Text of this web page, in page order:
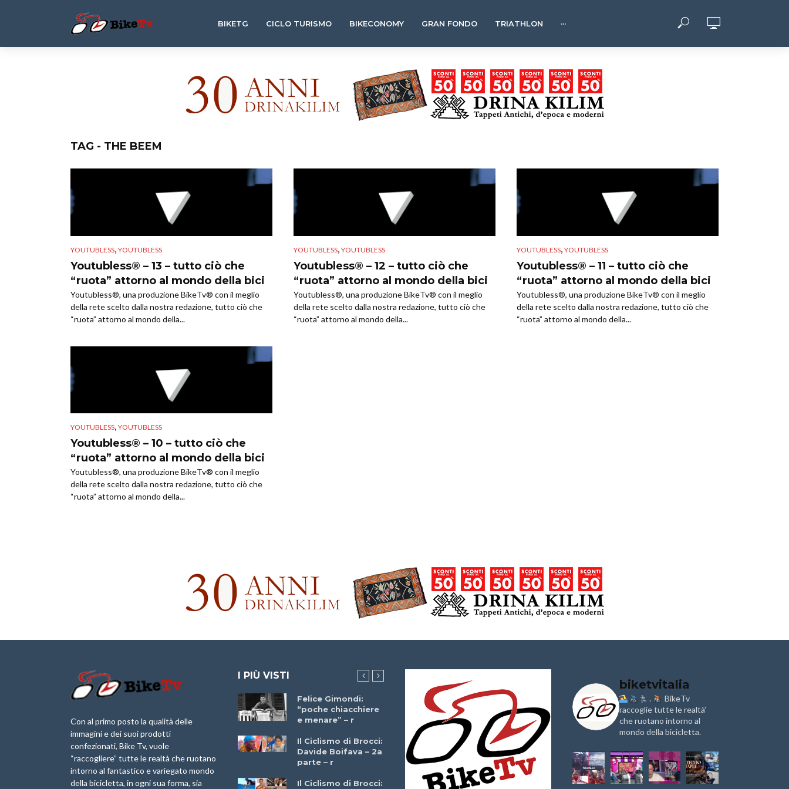
BIKETG CICLO TURISMO BIKECONOMY GRAN FONDO TRIATHLON ···
TAG - THE BEEM
YOUTUBLESS YOUTUBLESS
Youtubless® – 13 – tutto ciò che
“ruota” attorno al mondo della bici
Youtubless®, una produzione BikeTv® con il meglio
della rete scelto dalla nostra redazione, tutto ciò che
“ruota” attorno al mondo della...
YOUTUBLESS YOUTUBLESS
Youtubless® – 12 – tutto ciò che
“ruota” attorno al mondo della bici
Youtubless®, una produzione BikeTv® con il meglio
della rete scelto dalla nostra redazione, tutto ciò che
“ruota” attorno al mondo della...
YOUTUBLESS YOUTUBLESS
Youtubless® – 11 – tutto ciò che
“ruota” attorno al mondo della bici
Youtubless®, una produzione BikeTv® con il meglio
della rete scelto dalla nostra redazione, tutto ciò che
“ruota” attorno al mondo della...
YOUTUBLESS, YOUTUBLESS
Youtubless® – 10 – tutto ciò che
“ruota” attorno al mondo della bici
Youtubless®, una produzione BikeTv® con il meglio
della rete scelto dalla nostra redazione, tutto ciò che
“ruota” attorno al mondo della...
Con al primo posto la qualità delle
immagini e dei suoi prodotti
confezionati, Bike Tv, vuole
“raccogliere” tutte le realtà che ruotano
intorno al fantastico e variegato mondo
della bicicletta, in ogni sua forma, sia
I PIÙ VISTI
Briko Torino – 11
Maggio 2025 – r
Marathon 2025”
Borghi&Castelli” –
Anteprima
1a Edizione
Felice Gimondi:
“poche chiacchiere
e menare” – r
Il Ciclismo di Brocci:
Davide Boifava – 2a
parte – r
Il Ciclismo di Brocci:
Brocci Incontra
Giuseppe Martinelli
– r
Che cos’è il
triathlon? Con
Simone Diamantini
– r
Granfondo
Internazionale
Briko Torino – 11
Maggio 2025 – r
Granfondo
Internazionale
Laigueglia 22
Febbraio 2026
biketvitalia
.
BikeTv
raccoglie tutte le realtà’
che ruotano intorno al
mondo della bicicletta.